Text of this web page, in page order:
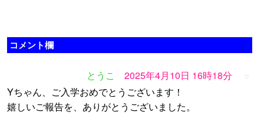
コメント欄
とうこ 2025年4月10日 16時18分 ▽
Yちゃん、ご入学おめでとうございます！
嬉しいご報告を、ありがとうございました。